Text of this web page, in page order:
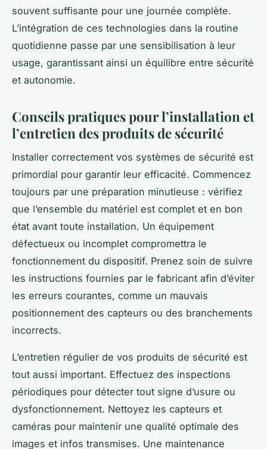
souvent suffisante pour une journée complète.
L’intégration de ces technologies dans la routine
quotidienne passe par une sensibilisation à leur
usage, garantissant ainsi un équilibre entre sécurité
et autonomie.
Conseils pratiques pour l’installation et
l’entretien des produits de sécurité
Installer correctement vos systèmes de sécurité est
primordial pour garantir leur efficacité. Commencez
toujours par une préparation minutieuse : vérifiez
que l’ensemble du matériel est complet et en bon
état avant toute installation. Un équipement
défectueux ou incomplet compromettra le
fonctionnement du dispositif. Prenez soin de suivre
les instructions fournies par le fabricant afin d’éviter
les erreurs courantes, comme un mauvais
positionnement des capteurs ou des branchements
incorrects.
L’entretien régulier de vos produits de sécurité est
tout aussi important. Effectuez des inspections
périodiques pour détecter tout signe d’usure ou
dysfonctionnement. Nettoyez les capteurs et
caméras pour maintenir une qualité optimale des
images et infos transmises. Une maintenance